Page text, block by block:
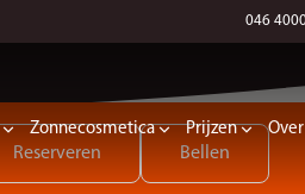
046
Zonnecosmetica Prijzen
Reserveren Bellen